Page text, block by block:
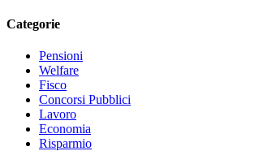
Categorie
Pensioni
Welfare
Fisco
Concorsi Pubblici
Lavoro
Economia
Risparmio